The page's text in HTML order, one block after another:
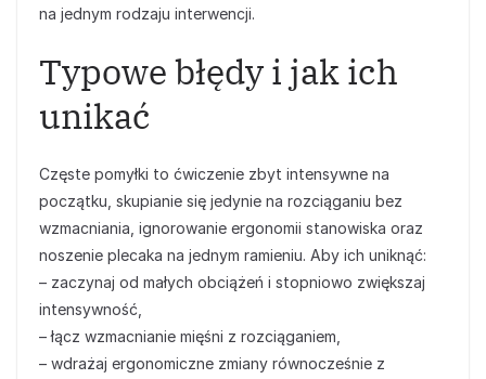
na jednym rodzaju interwencji.
Typowe błędy i jak ich
unikać
Częste pomyłki to ćwiczenie zbyt intensywne na
początku, skupianie się jedynie na rozciąganiu bez
wzmacniania, ignorowanie ergonomii stanowiska oraz
noszenie plecaka na jednym ramieniu. Aby ich uniknąć:
– zaczynaj od małych obciążeń i stopniowo zwiększaj
intensywność,
– łącz wzmacnianie mięśni z rozciąganiem,
– wdrażaj ergonomiczne zmiany równocześnie z